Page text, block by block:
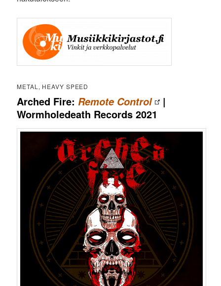
METAL, HEAVY SPEED
Arched Fire: Remote Control
|
Wormholedeath Records 2021